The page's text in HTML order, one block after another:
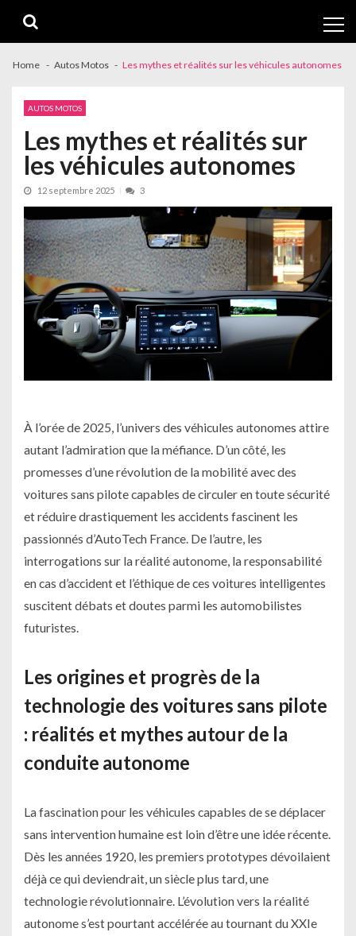
navigation
content
Home Autos Motos Les mythes et réalités sur les véhicules autonomes
AUTOS MOTOS
Les mythes et réalités sur
les véhicules autonomes
12 septembre 2025 3
À l’orée de 2025, l’univers des véhicules autonomes attire
autant l’admiration que la méfiance. D’un côté, les
promesses d’une révolution de la mobilité avec des
voitures sans pilote capables de circuler en toute sécurité
et réduire drastiquement les accidents fascinent les
passionnés d’AutoTech France. De l’autre, les
interrogations sur la réalité autonome, la responsabilité
en cas d’accident et l’éthique de ces voitures intelligentes
suscitent débats et doutes parmi les automobilistes
futuristes.
Les origines et progrès de la
technologie des voitures sans pilote
: réalités et mythes autour de la
conduite autonome
La fascination pour les véhicules capables de se déplacer
sans intervention humaine est loin d’être une idée récente.
Dès les années 1920, les premiers prototypes dévoilaient
déjà ce qui deviendrait, un siècle plus tard, une
technologie révolutionnaire. L’évolution vers la réalité
autonome s’est pourtant accélérée au tournant du XXIe